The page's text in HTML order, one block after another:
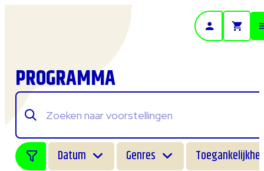
PROGRAMMA
Datum Genres